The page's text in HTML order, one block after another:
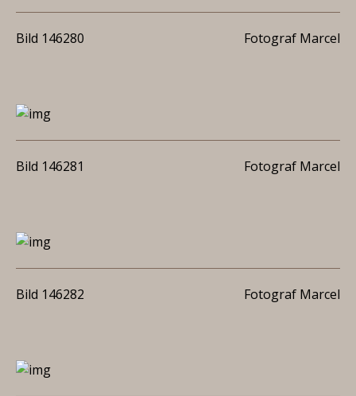
Bild 146280 Fotograf Marcel
Bild 146281 Fotograf Marcel
Bild 146282 Fotograf Marcel